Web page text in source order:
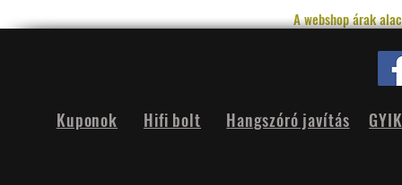
A webshop árak
Hifi bolt
Kuponok Hangszóró javítás GYIK